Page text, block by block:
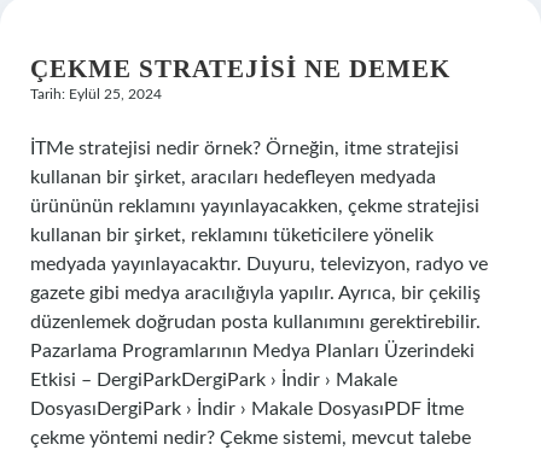
ÇEKME STRATEJISI NE DEMEK
Tarih: Eylül 25, 2024
İTMe stratejisi nedir örnek? Örneğin, itme stratejisi
kullanan bir şirket, aracıları hedefleyen medyada
ürününün reklamını yayınlayacakken, çekme stratejisi
kullanan bir şirket, reklamını tüketicilere yönelik
medyada yayınlayacaktır. Duyuru, televizyon, radyo ve
gazete gibi medya aracılığıyla yapılır. Ayrıca, bir çekiliş
düzenlemek doğrudan posta kullanımını gerektirebilir.
Pazarlama Programlarının Medya Planları Üzerindeki
Etkisi – DergiParkDergiPark › İndir › Makale
DosyasıDergiPark › İndir › Makale DosyasıPDF İtme
çekme yöntemi nedir? Çekme sistemi, mevcut talebe